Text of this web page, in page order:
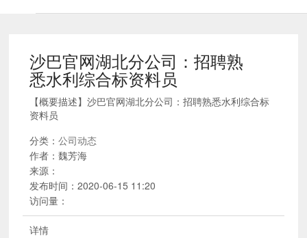
沙巴官网湖北分公司：招聘熟
悉水利综合标资料员
【概要描述】沙巴官网湖北分公司：招聘熟悉水利综合标
资料员
分类：公司动态
作者：魏芳海
来源：
发布时间：2020-06-15 11:20
访问量：
详情